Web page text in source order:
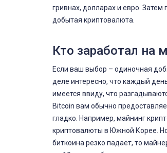
гривнах, долларах и евро.
добытая криптовалюта.
Кто заработал на
Если ваш выбор – одиночная
деле интересно, что каждый
имеется ввиду, что
Bitcoin вам обычно
гладко. Например, майнинг
криптовалюты в Южной Корее.
биткоина резко падает, то